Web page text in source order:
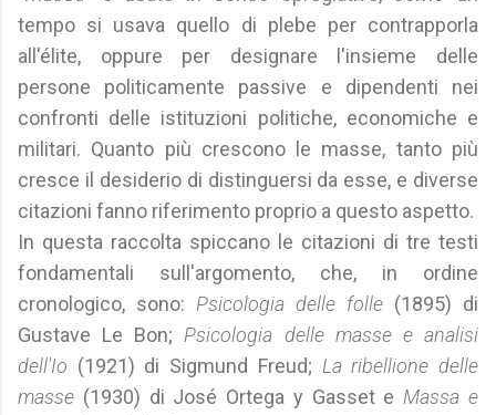
tempo si usava quello di plebe per contrapporla
all'élite, oppure per designare l'insieme delle
persone politicamente passive e dipendenti nei
confronti delle istituzioni politiche, economiche e
militari. Quanto più crescono le masse, tanto più
cresce il desiderio di distinguersi da esse, e diverse
citazioni fanno riferimento proprio a questo aspetto.
In questa raccolta spiccano le citazioni di tre testi
fondamentali sull'argomento, che, in ordine
cronologico, sono: Psicologia delle folle (1895) di
Gustave Le Bon; Psicologia delle masse e analisi
dell'Io (1921) di Sigmund Freud; La ribellione delle
masse (1930) di José Ortega y Gasset e Massa e